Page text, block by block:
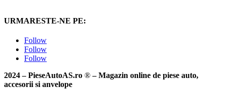
URMARESTE-NE PE:
Follow
Follow
Follow
2024 – PieseAutoAS.ro ®– Magazin online de piese auto,
accesorii si anvelope